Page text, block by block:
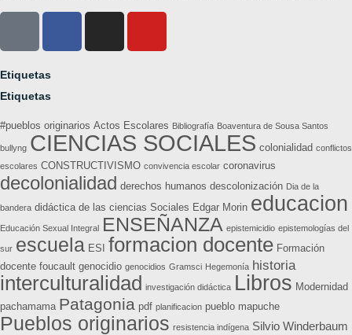
Etiquetas
Etiquetas
#pueblos originarios Actos Escolares Bibliografía Boaventura de Sousa Santos
bullyng CIENCIAS SOCIALES colonialidad conflictos
escolares CONSTRUCTIVISMO convivencia escolar coronavirus
decolonialidad derechos humanos descolonización Dia de la
bandera didáctica de las ciencias Sociales Edgar Morin educacion
Educación Sexual Integral ENSEÑANZA epistemicidio epistemologías del
sur escuela ESI formacion docente Formación
docente foucault genocidio genocidios Gramsci Hegemonía historia
interculturalidad investigación didáctica Libros Modernidad
pachamama Patagonia pdf planificacion pueblo mapuche
Pueblos originarios resistencia indígena Silvio Winderbaum